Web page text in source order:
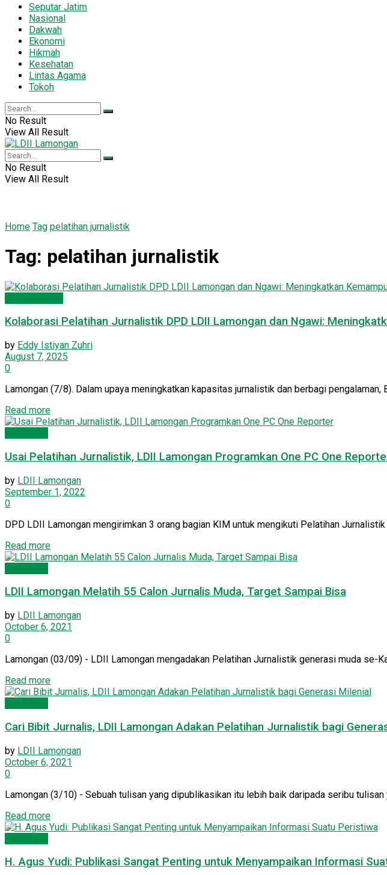
Seputar Jatim
Nasional
Dakwah
Ekonomi
Hikmah
Kesehatan
Lintas Agama
Tokoh
No Result
View All Result
No Result
View All Result
Home Tag pelatihan jurnalistik
Tag: pelatihan jurnalistik
Kolaborasi Pelatihan Jurnalistik DPD LDII Lamongan dan Ngawi:
by Eddy Istiyan Zuhri
August 7, 2025
0
Lamongan (7/8). Dalam upaya meningkatkan kapasitas jurnalistik dan berbagi
Read moreDetails
Usai Pelatihan Jurnalistik, LDII Lamongan Programkan One PC One
by LDII Lamongan
September 1, 2022
0
DPD LDII Lamongan mengirimkan 3 orang bagian KIM untuk mengikuti Pelatihan
Read moreDetails
LDII Lamongan Melatih 55 Calon Jurnalis Muda, Target Sampai Bisa
by LDII Lamongan
October 6, 2021
0
Lamongan (03/09) - LDII Lamongan mengadakan Pelatihan Jurnalistik generasi muda se-
Read moreDetails
Cari Bibit Jurnalis, LDII Lamongan Adakan Pelatihan Jurnalistik bagi
by LDII Lamongan
October 6, 2021
0
Lamongan (3/10) - Sebuah tulisan yang dipublikasikan itu lebih baik daripada seribu
Read moreDetails
H. Agus Yudi: Publikasi Sangat Penting untuk Menyampaikan Informasi